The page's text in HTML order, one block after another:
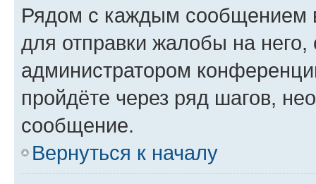
Рядом с каждым сообщением
для отправки жалобы на
администратором
пройдёте через ряд шагов,
сообщение.
Вернуться к началу